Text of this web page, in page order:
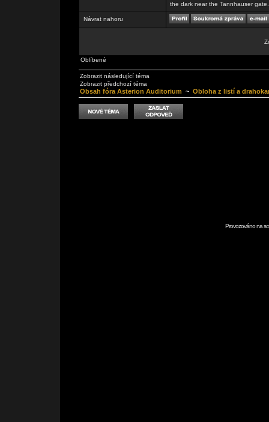
the dark near the Tannhauser
Návrat nahoru
Oblíbené
Zobrazit následující téma
Zobrazit předchozí téma
Obsah fóra Asterion Auditorium ~ Obloha z listí a
Provozováno na